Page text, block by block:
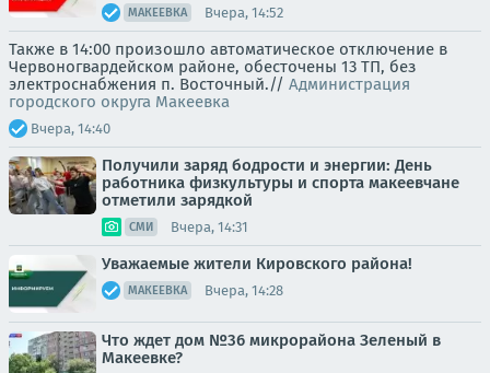
МАКЕЕВКА Вчера, 14:52
Также в 14:00 произошло автоматическое отключение в
Червоногвардейском районе, обесточены 13 ТП, без
электроснабжения п. Восточный.// Администрация
городского округа Макеевка
Вчера, 14:40
Получили заряд бодрости и энергии: День
работника физкультуры и спорта макеевчане
отметили зарядкой
СМИ Вчера, 14:31
Уважаемые жители Кировского района!
МАКЕЕВКА Вчера, 14:28
Что ждет дом №36 микрорайона Зеленый в
Макеевке?